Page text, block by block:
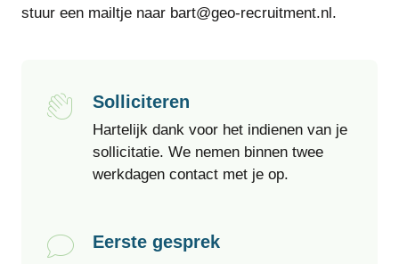
stuur een mailtje naar bart@geo-recruitment.nl.
Solliciteren
Hartelijk dank voor het indienen van je
sollicitatie. We nemen binnen twee
werkdagen contact met je op.
Eerste gesprek